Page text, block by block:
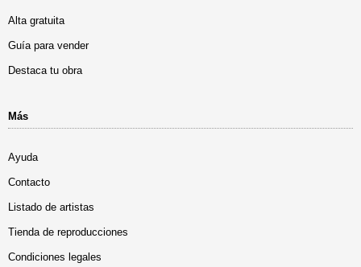
Alta gratuita
Guía para vender
Destaca tu obra
Más
Ayuda
Contacto
Listado de artistas
Tienda de reproducciones
Condiciones legales